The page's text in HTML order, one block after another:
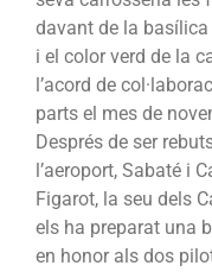
davant de la basílica
i el color verd de la
l’acord de
parts el mes de
Després de ser
l’aeroport, Sabaté i
Figarot, la seu dels
els ha preparat una
en honor als dos